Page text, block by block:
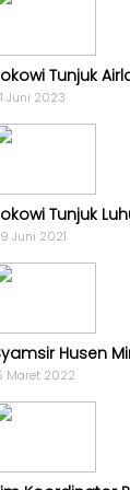
Kabar
Kader
Kabar
Kabinet
Kabar
Kagol
Tunjuk
Juni 2023
Tunjuk
Juni 2021
Husen
Maret 2022